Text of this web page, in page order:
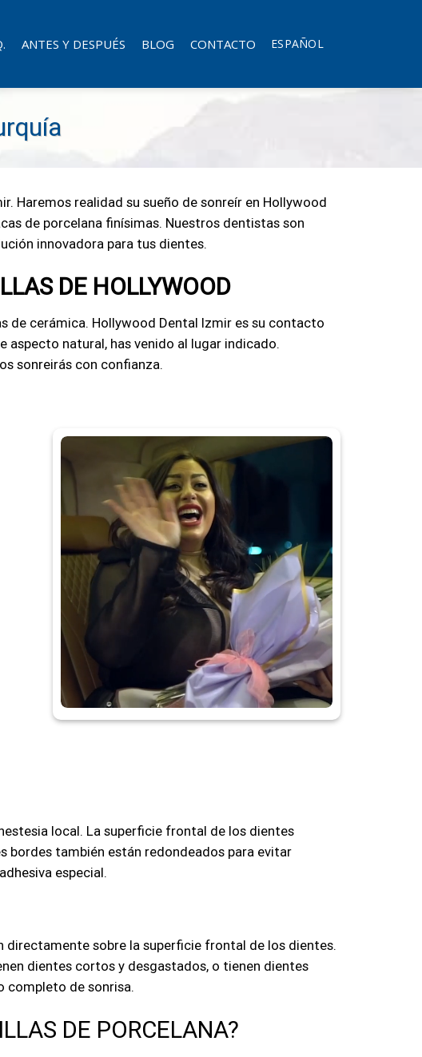
ANTES Y DESPUÉS BLOG CONTACTO ESPAÑOL
Haremos realidad su sueño de sonreír en Hollywood
de porcelana finísimas. Nuestros dentistas son
innovadora para tus dientes.
DE HOLLYWOOD
de cerámica. Hollywood Dental Izmir es su contacto
aspecto natural, has venido al lugar indicado.
sonreirás con confianza.
local. La superficie frontal de los dientes
bordes también están redondeados para evitar
especial.
directamente sobre la superficie frontal de los dientes.
dientes cortos y desgastados, o tienen dientes
completo de sonrisa.
DE PORCELANA?